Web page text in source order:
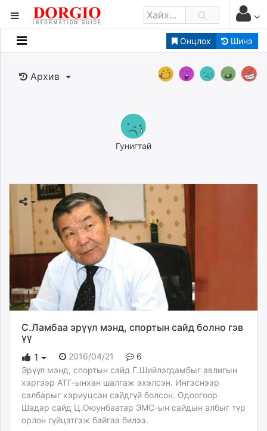
Онцлох Шинэ
Мэдээллийн
Банк санхүү
Gogo.mn
caak.mn
news.mn
zindaa.mn
Baabar.mn
tovch.mn
ikon.mn
mnb.mn
Livetv.mn
24tsag.mn
shuud.mn
eagle.mn
ergelt.mn
zarig.mn
today.mn
zuv.mn
Архив
Гунигтай
С.Ламбаа эрүүл мэнд, спортын сайд болно гэв
үү
1
2016/04/21
6
Эрүүл мэнд, спортын сайд Г.Шийлэгдамбыг авлигын
хэргээр АТГ-ынхан шалгаж эхэлсэн. Ингэснээр
салбарыг хариуцсан сайдгүй болсон. Одоогоор
Шадар сайд Ц.Оюунбаатар ЭМС-ын сайдын албыг түр
орлон гүйцэтгэж байгаа билээ.